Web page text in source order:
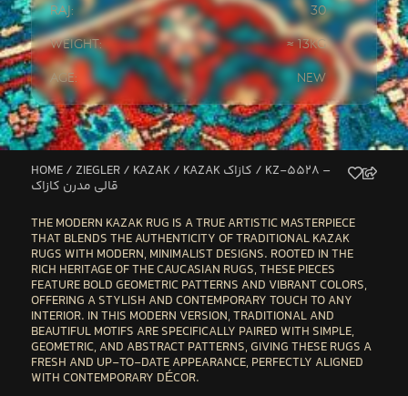
Raj: 30
Weight: ≈ 13kg
Age: New
HOME/ZIEGLER / KAZAK/ KAZAK کازاک / KZ-5528 –
قالی مدرن کازاک
THEMODERN KAZAK RUG IS A TRUE ARTISTIC MASTERPIECE
THAT BLENDS THE AUTHENTICITY OF TRADITIONAL KAZAK
RUGS WITH MODERN, MINIMALIST DESIGNS. ROOTED IN THE
RICH HERITAGE OF THECAUCASIAN RUGS, THESE PIECES
FEATURE BOLD GEOMETRIC PATTERNS AND VIBRANT COLORS,
OFFERING A STYLISH AND CONTEMPORARY TOUCH TO ANY
INTERIOR. IN THIS MODERN VERSION, TRADITIONAL AND
BEAUTIFUL MOTIFS ARE SPECIFICALLY PAIRED WITHSIMPLE,
GEOMETRIC, AND ABSTRACT PATTERNS, GIVING THESE RUGS A
FRESH AND UP-TO-DATE APPEARANCE, PERFECTLY ALIGNED
WITH CONTEMPORARY DÉCOR.